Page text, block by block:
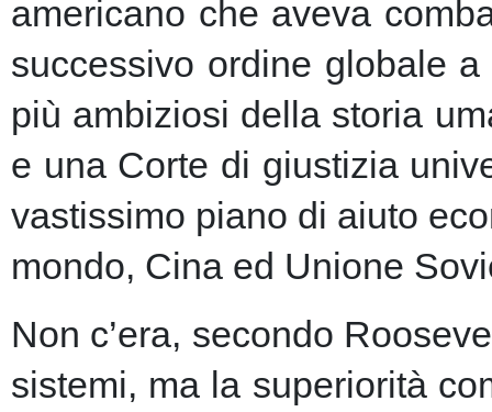
americano che aveva
successivo ordine globale
più ambiziosi della storia
e una Corte di giustizia
vastissimo piano di aiuto
mondo, Cina ed Unione
Non c’era, secondo
sistemi, ma la superiorità